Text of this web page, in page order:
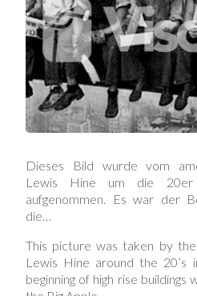
Dieses Bild wurde vom
Lewis Hine um die
aufgenommen. Es war der
die…
This picture was taken by
Lewis Hine around the
beginning of high rise buildings